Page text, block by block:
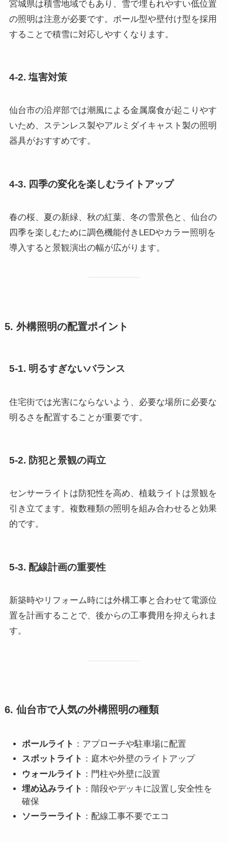
宮城県は積雪地域でもあり、雪で埋もれやすい低位置
の照明は注意が必要です。ポール型や壁付け型を採用
することで積雪に対応しやすくなります。
4-2. 塩害対策
仙台市の沿岸部では潮風による金属腐食が起こりやす
いため、ステンレス製やアルミダイキャスト製の照明
器具がおすすめです。
4-3. 四季の変化を楽しむライトアップ
春の桜、夏の新緑、秋の紅葉、冬の雪景色と、仙台の
四季を楽しむために調色機能付きLEDやカラー照明を
導入すると景観演出の幅が広がります。
5. 外構照明の配置ポイント
5-1. 明るすぎないバランス
住宅街では光害にならないよう、必要な場所に必要な
明るさを配置することが重要です。
5-2. 防犯と景観の両立
センサーライトは防犯性を高め、植栽ライトは景観を
引き立てます。複数種類の照明を組み合わせると効果
的です。
5-3. 配線計画の重要性
新築時やリフォーム時には外構工事と合わせて電源位
置を計画することで、後からの工事費用を抑えられま
す。
6. 仙台市で人気の外構照明の種類
ポールライト ：アプローチや駐車場に配置
スポットライト ：庭木や外壁のライトアップ
ウォールライト ：門柱や外壁に設置
埋め込みライト ：階段やデッキに設置し安全性を
確保
ソーラーライト ：配線工事不要でエコ